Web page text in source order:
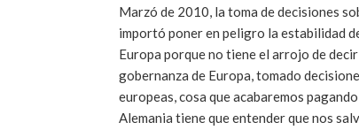
Marzó de 2010, la toma de decisiones
importó poner en peligro la estabilidad
Europa porque no tiene el arrojo de
gobernanza de Europa, tomado
europeas, cosa que acabaremos
Alemania tiene que entender que nos